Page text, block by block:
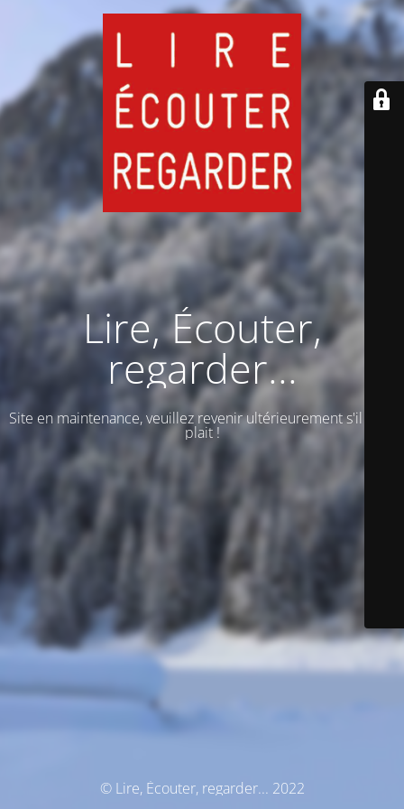
Lire, Écouter,
regarder...
Site en maintenance, veuillez revenir ultérieurement s'il vous
plait !
© Lire, Écouter, regarder... 2022